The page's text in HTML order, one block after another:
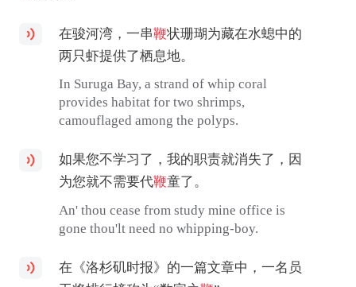
在骏河湾，一串鞭状珊瑚为藏在水螅中的
两只虾提供了栖息地。
In Suruga Bay, a strand of whip coral
provides habitat for two shrimps,
camouflaged among the polyps.
如果您不学习了，我的职责就消失了，因
为您就不需要代鞭童了。
An' thou cease from study mine office is
gone thou'lt need no whipping-boy.
在《洛杉矶时报》的一篇文章中，一名员